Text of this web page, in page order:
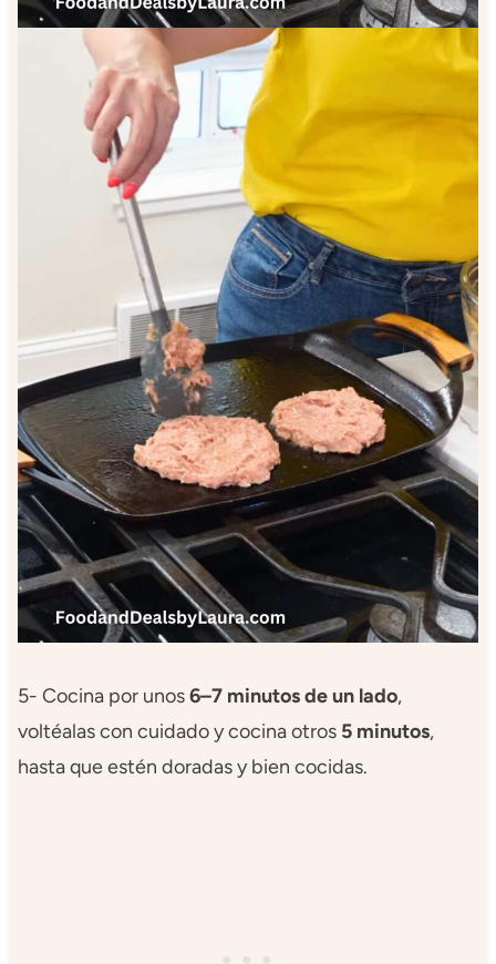
5- Cocina por unos6–7 minutos de un lado,
voltéalas con cuidado y cocina otros 5 minutos,
hasta que estén doradas y bien cocidas.